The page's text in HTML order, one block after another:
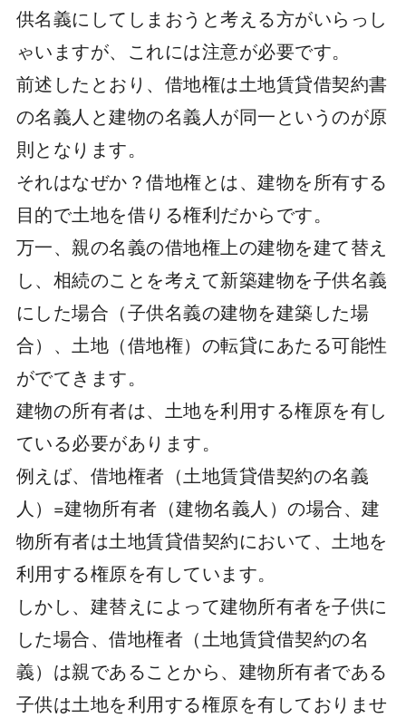
供名義にしてしまおうと考える方がいらっし
ゃいますが、これには注意が必要です。
前述したとおり、借地権は土地賃貸借契約書
の名義人と建物の名義人が同一というのが原
則となります。
それはなぜか？借地権とは、建物を所有する
目的で土地を借りる権利だからです。
万一、親の名義の借地権上の建物を建て替え
し、相続のことを考えて新築建物を子供名義
にした場合（子供名義の建物を建築した場
合）、土地（借地権）の転貸にあたる可能性
がでてきます。
建物の所有者は、土地を利用する権原を有し
ている必要があります。
例えば、借地権者（土地賃貸借契約の名義
人）=建物所有者（建物名義人）の場合、建
物所有者は土地賃貸借契約において、土地を
利用する権原を有しています。
しかし、建替えによって建物所有者を子供に
した場合、借地権者（土地賃貸借契約の名
義）は親であることから、建物所有者である
子供は土地を利用する権原を有しておりませ